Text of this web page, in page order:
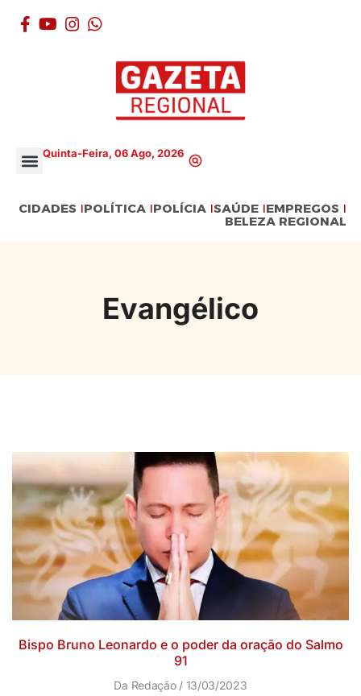
Quinta-Feira, 06 Ago, 2026
CIDADES POLÍTICA POLÍCIA SAÚDE EMPREGOS
BELEZA REGIONAL
Evangélico
Bispo Bruno Leonardo e o poder da oração do Salmo
91
Da Redação 13/03/2023